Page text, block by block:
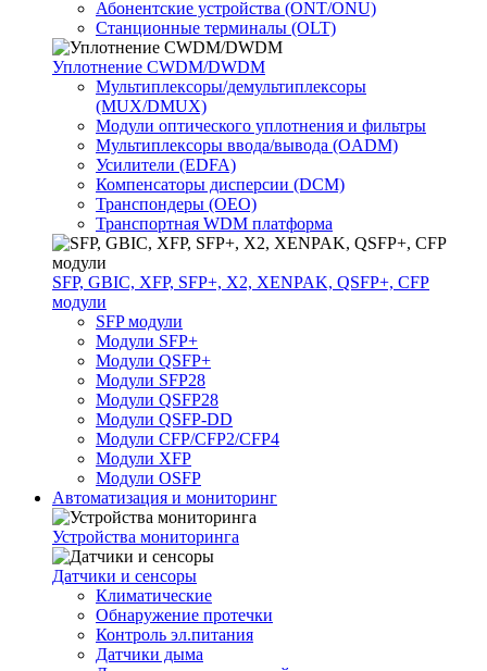
Абонентские устройства (ONT/ONU)
Станционные терминалы (OLT)
Уплотнение CWDM/DWDM
Мультиплексоры/демультиплексоры
(MUX/DMUX)
Модули оптического уплотнения и фильтры
Мультиплексоры ввода/вывода (OADM)
Усилители (EDFA)
Компенсаторы дисперсии (DCM)
Транспондеры (OEO)
Транспортная WDM платформа
SFP, GBIC, XFP, SFP+, X2, XENPAK, QSFP+, CFP
модули
SFP модули
Модули SFP+
Модули QSFP+
Модули SFP28
Модули QSFP28
Модули QSFP-DD
Модули CFP/CFP2/CFP4
Модули XFP
Модули OSFP
Автоматизация и мониторинг
Устройства мониторинга
Датчики и сенсоры
Климатические
Обнаружение протечки
Контроль эл.питания
Датчики дыма